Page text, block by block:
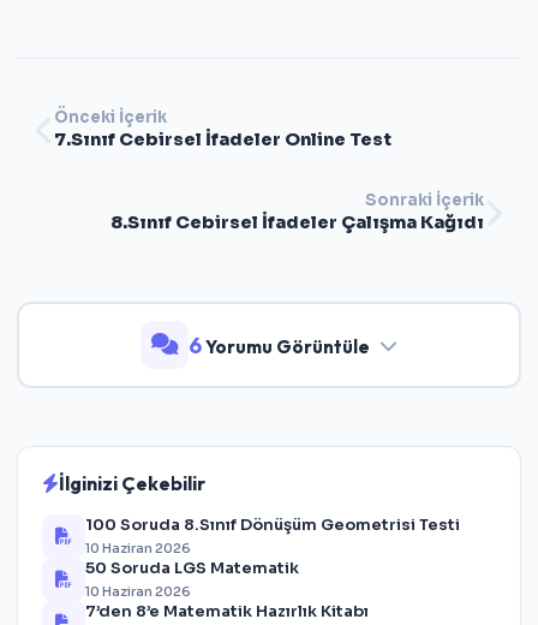
Önceki İçerik
7.Sınıf Cebirsel İfadeler Online Test
Sonraki İçerik
8.Sınıf Cebirsel İfadeler Çalışma Kağıdı
6Yorumu Görüntüle
İlginizi Çekebilir
100 Soruda 8.Sınıf Dönüşüm Geometrisi Testi
10 Haziran 2026
50 Soruda LGS Matematik
10 Haziran 2026
7’den 8’e Matematik Hazırlık Kitabı